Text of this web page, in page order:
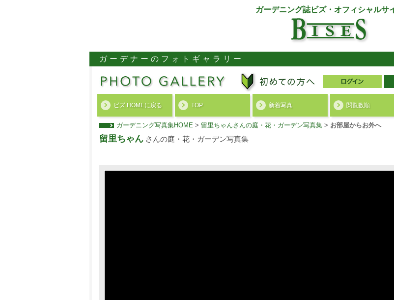
ガーデニング誌ビズ・オフィシャルサ
ガーデナーのフォトギャラリー
ビズ HOMEに戻る TOP 新着写真 閲覧数順
ガーデニング写真集HOME > 留里ちゃんさんの庭・花・ガーデン写真集 > お部屋からお外へ
留里ちゃん さんの庭・花・ガーデン写真集